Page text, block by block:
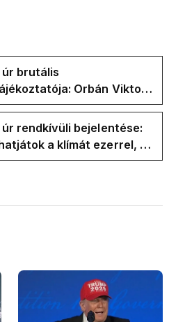
úr brutális
Orbán Viktor
a felelős a
helyzetért
rendkívüli bejelentése:
a klímát ezerrel, a
letekerhetitek, vége az